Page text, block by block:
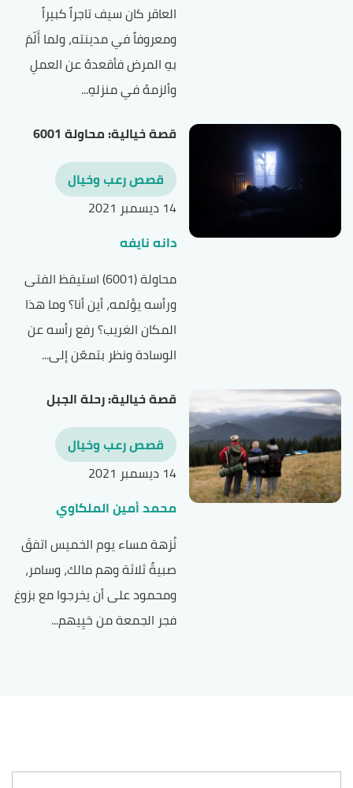
العاقر كان سيف تاجراً كبيراً
ومعروفاً في مدينته، ولما أَلّمَ
بهِ المرض فأقعدهُ عن العملِ
وألزمهُ في منزلهِ...
قصة خيالية: محاولة 6001
قصص رعب وخيال
14 ديسمبر 2021
دانه نايفه
محاولة (6001) استيقظ الفتى
ورأسه يؤلمه، أين أنا؟ وما هذا
المكان الغريب؟ رفع رأسه عن
الوسادة ونظر بتمعّن إلى...
قصة خيالية: رحلة الجبل
قصص رعب وخيال
14 ديسمبر 2021
محمد أمين الملكاوي
نُزهة مساء يوم الخميس اتفقَ
صبيةٌ ثلاثة وهم مالك، وسامر،
ومحمود على أن يخرجوا مع بزوغ
فجر الجمعة من حَيِيهم...